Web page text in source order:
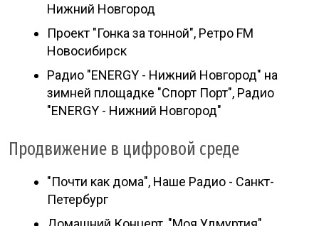
Нижний Новгород
Проект "Гонка за тонной", Ретро FM
Новосибирск
Радио "ENERGY - Нижний Новгород" на
зимней площадке "Спорт Порт", Радио
"ENERGY - Нижний Новгород"
Продвижение в цифровой среде
"Почти как дома", Наше Радио - Санкт-
Петербург